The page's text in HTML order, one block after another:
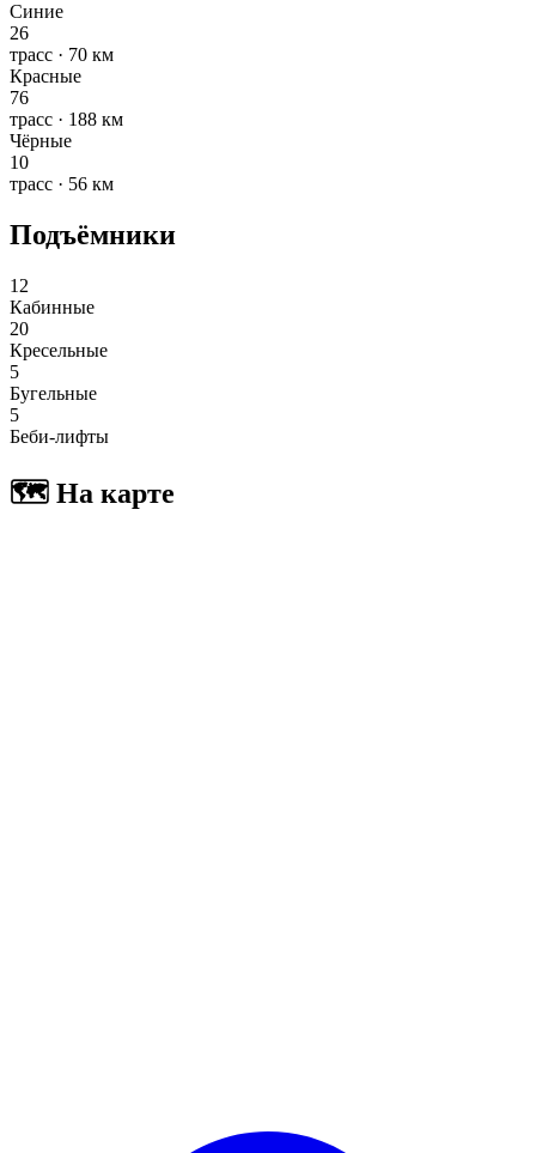
Синие
26
трасс · 70 км
Красные
76
трасс · 188 км
Чёрные
10
трасс · 56 км
Подъёмники
12
Кабинные
20
Кресельные
5
Бугельные
5
Беби-лифты
🗺 На карте